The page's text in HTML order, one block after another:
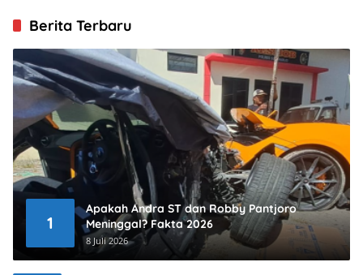
Berita Terbaru
1
Apakah Andra ST dan Robby Pantjoro
Meninggal? Fakta 2026
8 Juli 2026